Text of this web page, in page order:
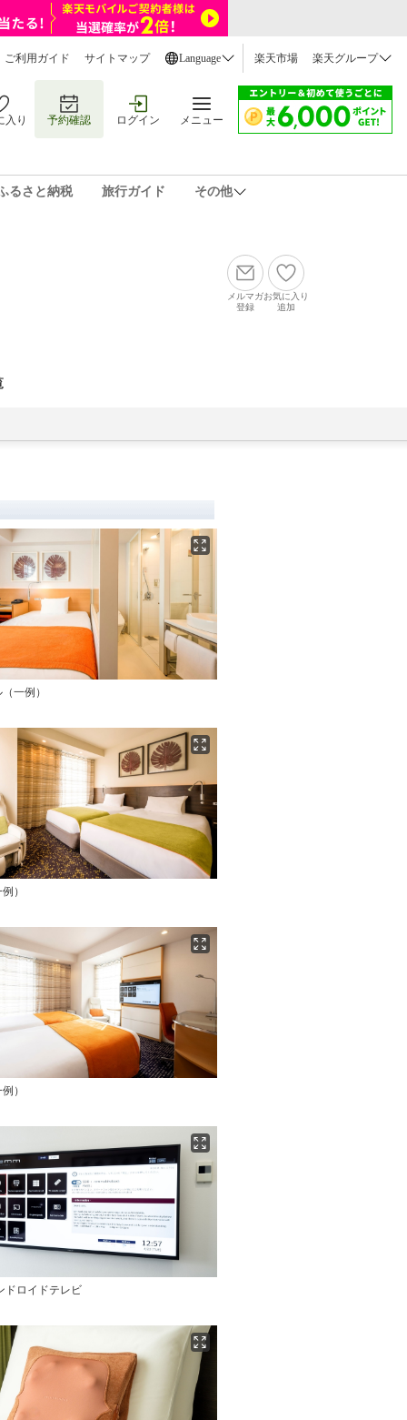
ご利用ガイド サイトマップ Language 楽天市場 楽天グループ
入り 予約確認 ログイン メニュー
るさと納税 旅行ガイド その他
メルマガ
登録
お気に入り
追加
一例）
）
）
ドロイドテレビ